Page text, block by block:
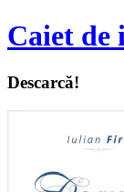
Caiet de
Descarcă!